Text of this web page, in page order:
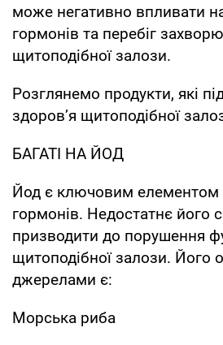
може негативно впливати
гормонів та перебіг
щитоподібної залози.
Розглянемо продукти, які
здоров’я щитоподібної
БАГАТІ НА ЙОД
Йод є ключовим елементом
гормонів. Недостатнє
призводити до порушення
щитоподібної залози. Його
джерелами є:
Морська риба